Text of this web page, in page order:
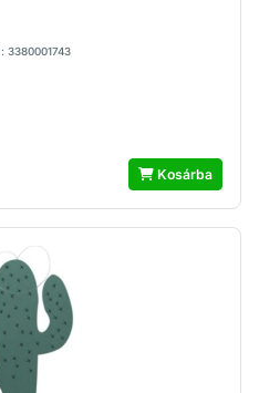
3380001743
Kosárba